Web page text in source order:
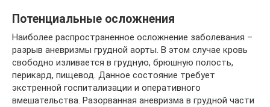
Потенциальные осложнения
Наиболее распространенное осложнение заболевания –
разрыв аневризмы грудной аорты. В этом случае кровь
свободно изливается в грудную, брюшную полость,
перикард, пищевод. Данное состояние требует
экстренной госпитализации и оперативного
вмешательства. Разорванная аневризма в грудной части